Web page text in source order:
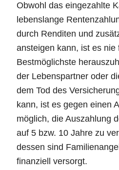
Obwohl das eingezahlte
lebenslange
durch Renditen und
ansteigen kann, ist es nie
Bestmöglichste
der Lebenspartner oder
dem Tod des
kann, ist es gegen einen
möglich, die Auszahlung
auf 5 bzw. 10 Jahre zu
dessen sind
finanziell versorgt.